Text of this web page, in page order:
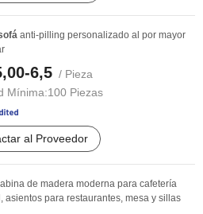
anti-pilling personalizado al por mayor
6,5 / Pieza
Mínima:100 Piezas
al Proveedor
de madera moderna para cafetería
asientos para restaurantes, mesa y sillas